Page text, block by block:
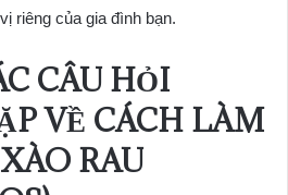
riêng của gia đình bạn.
CÂU HỎI
VỀ CÁCH LÀM
RAU